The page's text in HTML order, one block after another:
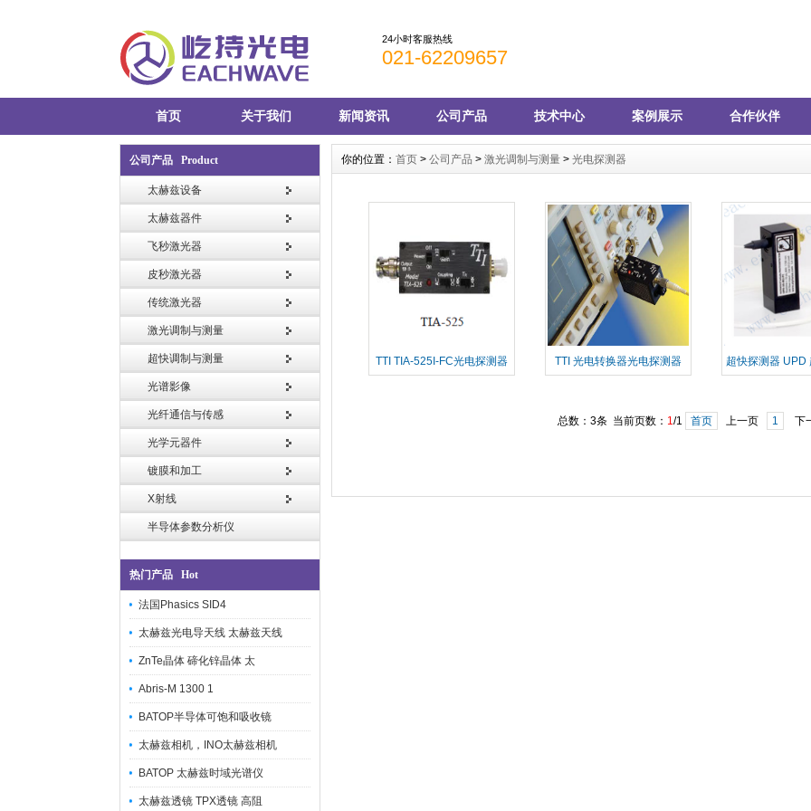
24小时客服热线
021-62209657
首页 关于我们 新闻资讯 公司产品 技术中心 案例展示 合作伙伴
公司产品 Product
太赫兹设备
太赫兹器件
飞秒激光器
皮秒激光器
传统激光器
激光调制与测量
超快调制与测量
光谱影像
光纤通信与传感
光学元器件
镀膜和加工
X射线
半导体参数分析仪
热门产品 Hot
法国Phasics SID4
太赫兹光电导天线 太赫兹天线
ZnTe晶体 碲化锌晶体 太
Abris-M 1300 1
BATOP半导体可饱和吸收镜
太赫兹相机，INO太赫兹相机
BATOP 太赫兹时域光谱仪
太赫兹透镜 TPX透镜 高阻
你的位置： 首页 > 公司产品 > 激光调制与测量 > 光电探测器
TTI TIA-525I-FC光电探测器 TTI 光电转换器光电探测器 超快探测器 UPD
总数：3条 当前页数： 1/1 首页 上一页 1 下